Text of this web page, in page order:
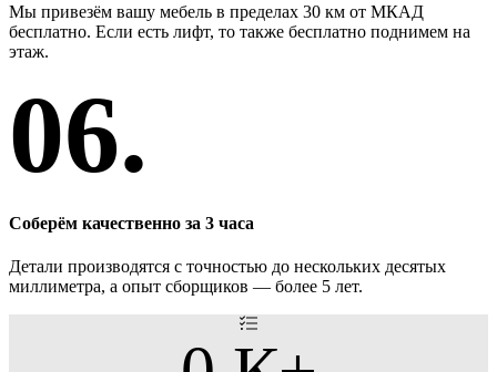
Мы привезём вашу мебель в пределах 30 км от МКАД
бесплатно. Если есть лифт, то также бесплатно поднимем на
этаж.
06.
Соберём качественно за 3 часа
Детали производятся с точностью до нескольких десятых
миллиметра, а опыт сборщиков — более 5 лет.